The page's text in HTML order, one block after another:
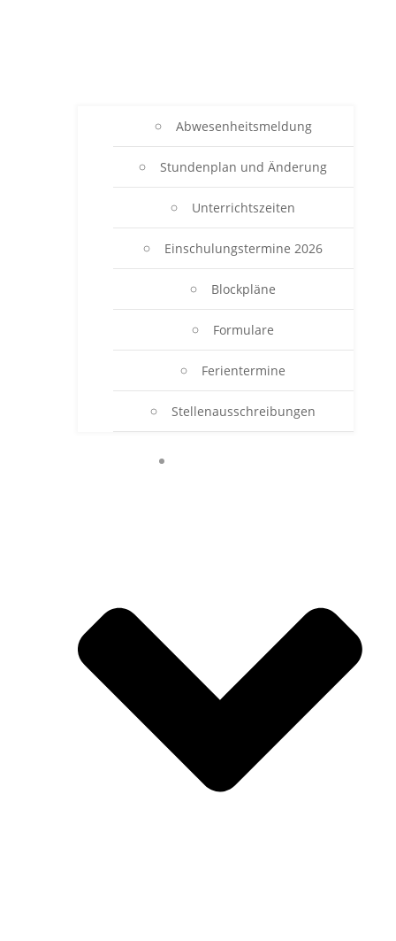
Abwesenheitsmeldung
Stundenplan und Änderung
Unterrichtszeiten
Einschulungstermine 2026
Blockpläne
Formulare
Ferientermine
Stellenausschreibungen